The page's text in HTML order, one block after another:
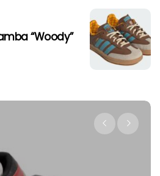
“Woody”